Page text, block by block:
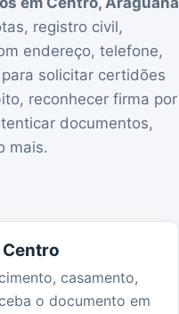
registro civil,
endereço, telefone,
solicitar certidões
reconhecer firma por
documentos,
mais.
casamento,
o documento em